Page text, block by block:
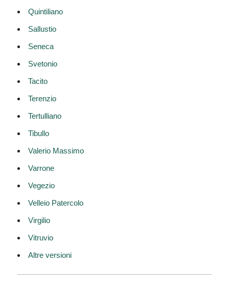
Quintiliano
Sallustio
Seneca
Svetonio
Tacito
Terenzio
Tertulliano
Tibullo
Valerio Massimo
Varrone
Vegezio
Velleio Patercolo
Virgilio
Vitruvio
Altre versioni